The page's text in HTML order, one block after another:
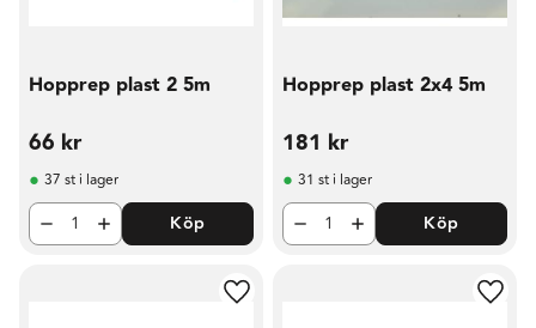
Hopprep plast 2 5m
66 kr
37 st i lager
Köp
Hopprep plast 2x4 5m
181 kr
31 st i lager
Köp
Lägg till i favoriter